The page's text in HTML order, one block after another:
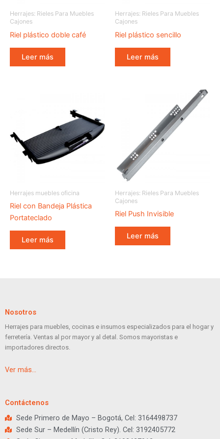
Herrajes: Rieles Para Muebles
Cajones
Riel plástico doble café
Leer más
Herrajes: Rieles Para Muebles
Cajones
Riel plástico sencillo
Leer más
Herrajes muebles oficina
Riel con Bandeja Plástica
Portateclado
Leer más
Herrajes: Rieles Para Muebles
Cajones
Riel Push Invisible
Leer más
Nosotros
Herrajes para muebles, cocinas e insumos especializados para el hogar y
ferretería. Ventas al por mayor y al detal. Somos mayoristas e
importadores directos.
Ver más…
Contáctenos
Sede Primero de Mayo – Bogotá, Cel: 3164498737
Sede Sur – Medellín (Cristo Rey). Cel: 3192405772